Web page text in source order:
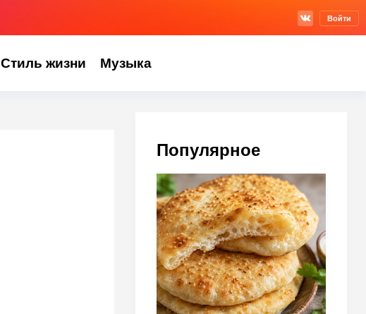
Войти
Стиль жизни Музыка
Популярное